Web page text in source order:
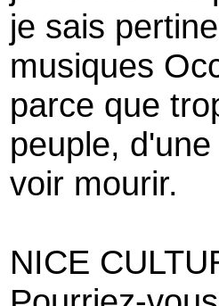
je sais
musiques
parce que
peuple,
voir mourir.
NICE